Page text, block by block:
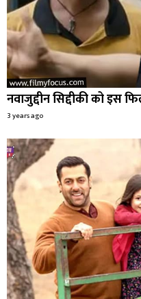
नवाजुद्दीन सिद्दीकी को इस
3 years ago